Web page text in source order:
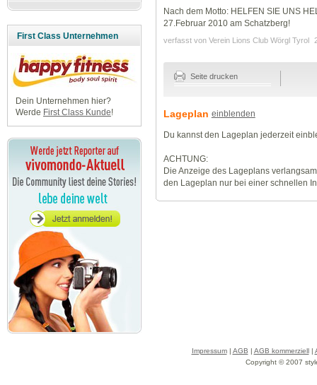
First Class Unternehmen
Dein Unternehmen hier?
Werde First Class Kunde!
Nach dem Motto: HELFEN SIE UNS
27.Februar 2010 am Schatzberg!
verfasst von Verein Lions Club Wörgl Tyrol
Seite drucken
Lageplan einblenden
Du kannst den Lageplan jederzeit
ACHTUNG:
Die Anzeige des Lageplans
den Lageplan nur bei einer schnellen
Impressum| AGB | AGB kommerziell|
Copyright © 2007